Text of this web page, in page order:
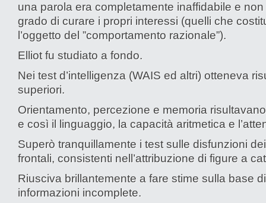
una parola era completamente inaffidabile e
grado di curare i propri interessi (quelli che
l’oggetto del ”comportamento razionale”).
Elliot fu studiato a fondo.
Nei test d’intelligenza (WAIS ed altri) otteneva
superiori.
Orientamento, percezione e memoria
e così il linguaggio, la capacità aritmetica e
Superò tranquillamente i test sulle disfunzioni
frontali, consistenti nell’attribuzione di figure a
Riusciva brillantemente a fare stime sulla base di
informazioni incomplete.